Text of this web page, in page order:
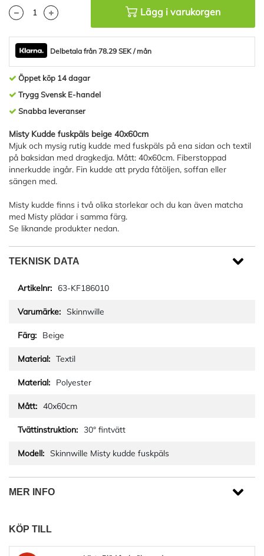
Lägg i varukorgen
Delbetala från 78.29 SEK / mån
Öppet köp 14 dagar
Trygg Svensk E-handel
Snabba leveranser
Misty Kudde fuskpäls beige 40x60cm
Mjuk och mysig rutig kudde med fuskpäls på ena sidan och textil
på baksidan med dragkedja. Mått: 40x60cm. Fiberstoppad
innerkudde ingår. Fin kudde att pryda fåtöljen, soffan eller
sängen med.
Misty kudde finns i två olika storlekar och du kan även matcha
med Misty plädar i samma färg.
Se liknande produkter nedan.
TEKNISK DATA
63-KF186010
Skinnwille
Beige
Textil
Polyester
40x60cm
30° fintvätt
Skinnwille Misty kudde fuskpäls
MER INFO
KÖP TILL